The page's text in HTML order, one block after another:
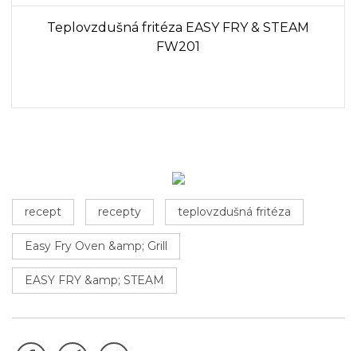
Teplovzdušná fritéza EASY FRY & STEAM
FW201
recept recepty teplovzdušná fritéza
Easy Fry Oven &amp; Grill
EASY FRY &amp; STEAM